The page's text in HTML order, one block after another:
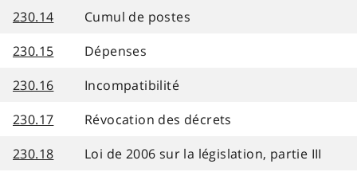
230.14
Cumul de postes
230.15
Dépenses
230.16
Incompatibilité
230.17
Révocation des décrets
230.18
Loi de 2006 sur la législation, partie III